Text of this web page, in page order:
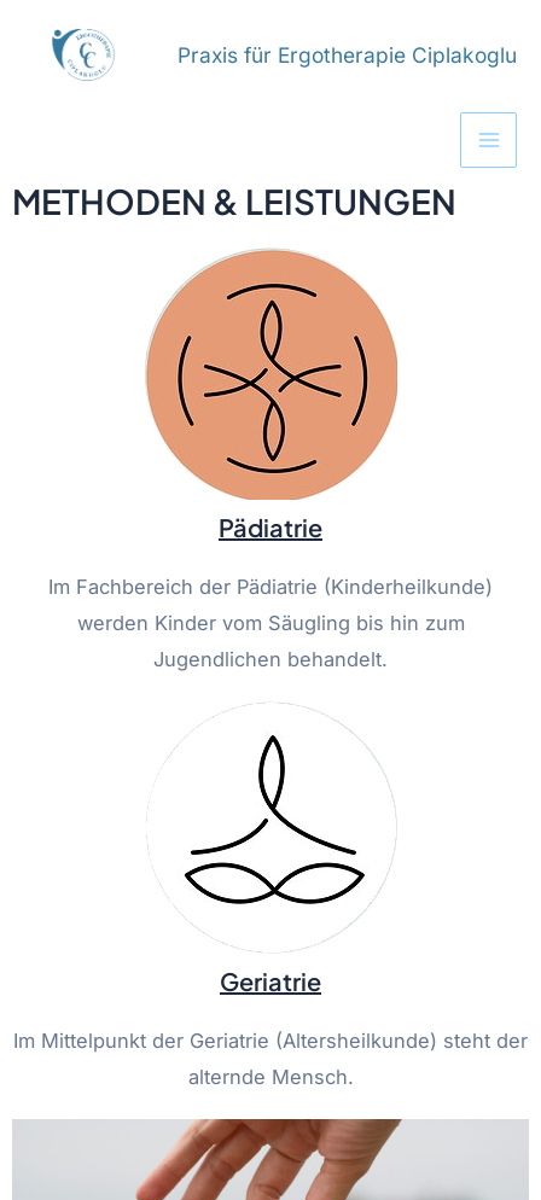
Praxis für Ergotherapie Ciplakoglu
METHODEN & LEISTUNGEN
Pädiatrie
Im Fachbereich der Pädiatrie (Kinderheilkunde)
werden Kinder vom Säugling bis hin zum
Jugendlichen behandelt.
Geriatrie
Im Mittelpunkt der Geriatrie (Altersheilkunde) steht der
alternde Mensch.